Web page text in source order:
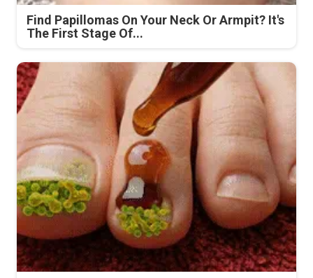
Find Papillomas On Your Neck Or Armpit? It's
The First Stage Of...